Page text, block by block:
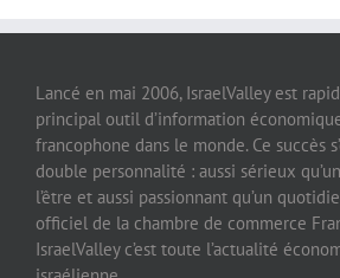
Lancé en mai 2006, IsraelValley est
principal outil d’information
francophone dans le monde. Ce succès
double personnalité : aussi sérieux
l’être et aussi passionnant qu’un
officiel de la chambre de commerce
IsraelValley c’est toute l’actualité
israélienne.